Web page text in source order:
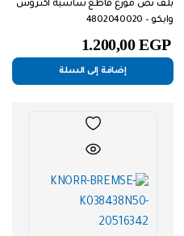
بلف نص موزع قاطع شاسيه اكتروس
وابكو – 4802040020
1.200,00EGP
إضافة إلى السلة